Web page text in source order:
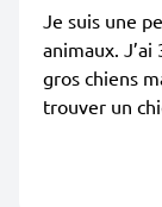
Je suis une
animaux.
gros chiens
trouver un